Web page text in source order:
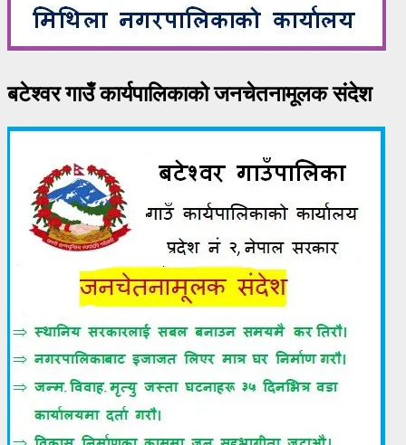
बटेश्वर गाउँ कार्यपालिकाको जनचेतनामूलक संदेश